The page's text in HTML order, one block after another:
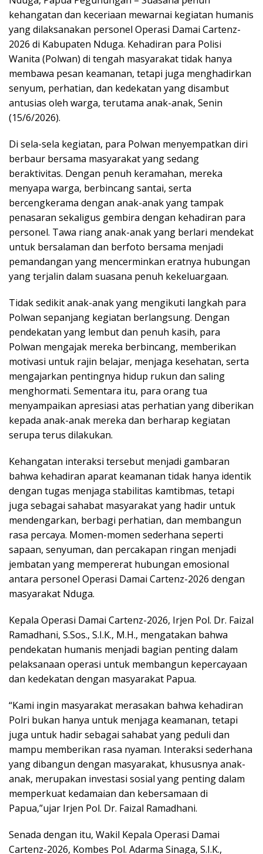
kehangatan dan keceriaan mewarnai kegiatan humanis
yang dilaksanakan personel Operasi Damai Cartenz-
2026 di Kabupaten Nduga. Kehadiran para Polisi
Wanita (Polwan) di tengah masyarakat tidak hanya
membawa pesan keamanan, tetapi juga menghadirkan
senyum, perhatian, dan kedekatan yang disambut
antusias oleh warga, terutama anak-anak, Senin
(15/6/2026).
Di sela-sela kegiatan, para Polwan menyempatkan diri
berbaur bersama masyarakat yang sedang
beraktivitas. Dengan penuh keramahan, mereka
menyapa warga, berbincang santai, serta
bercengkerama dengan anak-anak yang tampak
penasaran sekaligus gembira dengan kehadiran para
personel. Tawa riang anak-anak yang berlari mendekat
untuk bersalaman dan berfoto bersama menjadi
pemandangan yang mencerminkan eratnya hubungan
yang terjalin dalam suasana penuh kekeluargaan.
Tidak sedikit anak-anak yang mengikuti langkah para
Polwan sepanjang kegiatan berlangsung. Dengan
pendekatan yang lembut dan penuh kasih, para
Polwan mengajak mereka berbincang, memberikan
motivasi untuk rajin belajar, menjaga kesehatan, serta
mengajarkan pentingnya hidup rukun dan saling
menghormati. Sementara itu, para orang tua
menyampaikan apresiasi atas perhatian yang diberikan
kepada anak-anak mereka dan berharap kegiatan
serupa terus dilakukan.
Kehangatan interaksi tersebut menjadi gambaran
bahwa kehadiran aparat keamanan tidak hanya identik
dengan tugas menjaga stabilitas kamtibmas, tetapi
juga sebagai sahabat masyarakat yang hadir untuk
mendengarkan, berbagi perhatian, dan membangun
rasa percaya. Momen-momen sederhana seperti
sapaan, senyuman, dan percakapan ringan menjadi
jembatan yang mempererat hubungan emosional
antara personel Operasi Damai Cartenz-2026 dengan
masyarakat Nduga.
Kepala Operasi Damai Cartenz-2026, Irjen Pol. Dr. Faizal
Ramadhani, S.Sos., S.I.K., M.H., mengatakan bahwa
pendekatan humanis menjadi bagian penting dalam
pelaksanaan operasi untuk membangun kepercayaan
dan kedekatan dengan masyarakat Papua.
“Kami ingin masyarakat merasakan bahwa kehadiran
Polri bukan hanya untuk menjaga keamanan, tetapi
juga untuk hadir sebagai sahabat yang peduli dan
mampu memberikan rasa nyaman. Interaksi sederhana
yang dibangun dengan masyarakat, khususnya anak-
anak, merupakan investasi sosial yang penting dalam
memperkuat kedamaian dan kebersamaan di
Papua,”ujar Irjen Pol. Dr. Faizal Ramadhani.
Senada dengan itu, Wakil Kepala Operasi Damai
Cartenz-2026, Kombes Pol. Adarma Sinaga, S.I.K.,